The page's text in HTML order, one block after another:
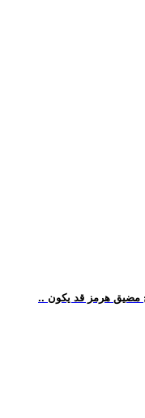
مضيق هرمز قد يكون